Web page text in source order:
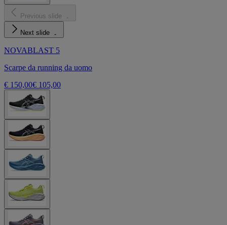
Previous slide
Next slide
NOVABLAST 5
Scarpe da running da uomo
€ 150,00€ 105,00